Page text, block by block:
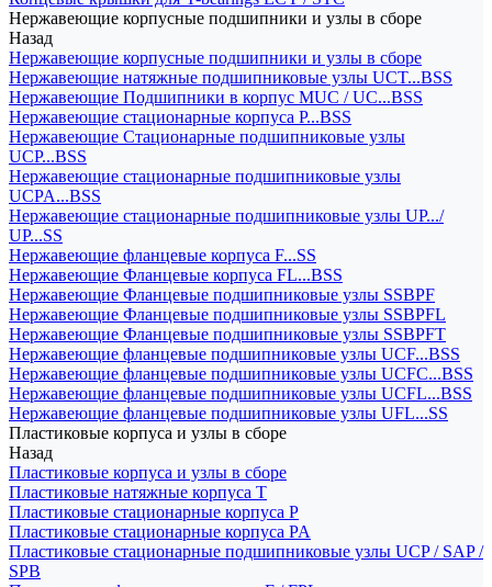
Нержавеющие корпусные подшипники и узлы в сборе
Назад
Нержавеющие корпусные подшипники и узлы в сборе
Нержавеющие натяжные подшипниковые узлы UCT...BSS
Нержавеющие Подшипники в корпус MUC / UC...BSS
Нержавеющие стационарные корпуса P...BSS
Нержавеющие Стационарные подшипниковые узлы
UCP...BSS
Нержавеющие стационарные подшипниковые узлы
UCPA...BSS
Нержавеющие стационарные подшипниковые узлы UP.../
UP...SS
Нержавеющие фланцевые корпуса F...SS
Нержавеющие Фланцевые корпуса FL...BSS
Нержавеющие Фланцевые подшипниковые узлы SSBPF
Нержавеющие Фланцевые подшипниковые узлы SSBPFL
Нержавеющие Фланцевые подшипниковые узлы SSBPFT
Нержавеющие фланцевые подшипниковые узлы UCF...BSS
Нержавеющие фланцевые подшипниковые узлы UCFC...BSS
Нержавеющие фланцевые подшипниковые узлы UCFL...BSS
Нержавеющие фланцевые подшипниковые узлы UFL...SS
Пластиковые корпуса и узлы в сборе
Назад
Пластиковые корпуса и узлы в сборе
Пластиковые натяжные корпуса T
Пластиковые стационарные корпуса P
Пластиковые стационарные корпуса PA
Пластиковые стационарные подшипниковые узлы UCP / SAP /
SPB